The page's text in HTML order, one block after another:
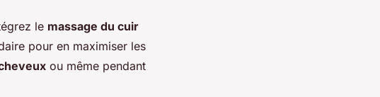
le massage du cuir
pour en maximiser les
ou même pendant